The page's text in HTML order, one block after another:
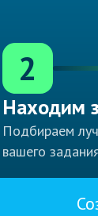
2
Находим
Подбираем
вашего